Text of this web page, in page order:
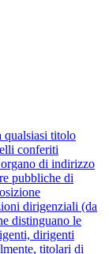
qualsiasi titolo
conferiti
di indirizzo
pubbliche di
dirigenziali (da
distinguano le
dirigenti
titolari di